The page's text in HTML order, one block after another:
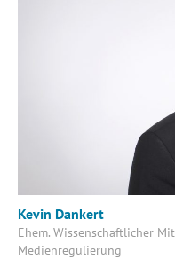
Kevin Dankert
Ehem. Wissenschaftlicher
Medienregulierung